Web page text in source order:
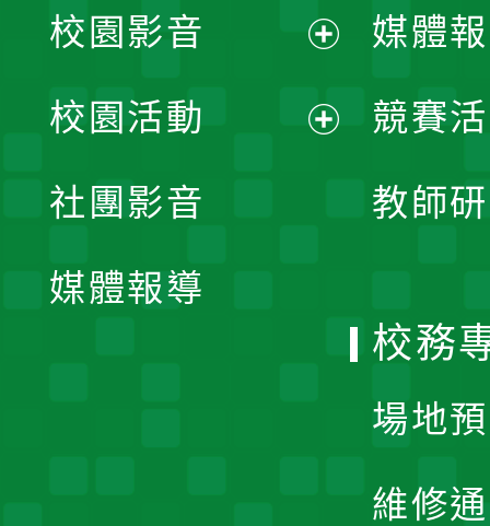
媒體
競賽
教師
校園影音
開
校園活動
社團影音
媒體報導
校務
場地
維修